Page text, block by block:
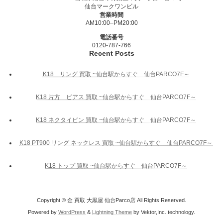
仙台マークワンビル
営業時間
AM10:00–PM20:00
電話番号
0120-787-766
Recent Posts
K18 リング 買取 ~仙台駅からすぐ 仙台PARCO7F～
K18 片方 ピアス 買取 ~仙台駅からすぐ 仙台PARCO7F～
K18 ネクタイピン 買取 ~仙台駅からすぐ 仙台PARCO7F～
K18 PT900 リング ネックレス 買取 ~仙台駅からすぐ 仙台PARCO7F～
K18 トップ 買取 ~仙台駅からすぐ 仙台PARCO7F～
Copyright © 金 買取 大黒屋 仙台Parco店 All Rights Reserved.
Powered by WordPress & Lightning Theme by Vektor,Inc. technology.